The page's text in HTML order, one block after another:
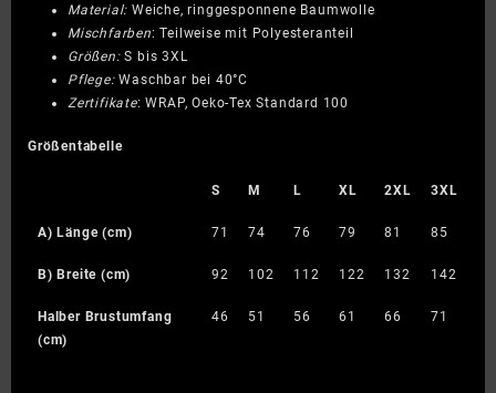
Material: Weiche, ringgesponnene Baumwolle
Mischfarben: Teilweise mit Polyesteranteil
Größen:S bis 3XL
Pflege:Waschbar bei 40°C
Zertifikate: WRAP, Oeko-Tex Standard 100
Größentabelle
S M L XL 2XL 3XL
A) Länge (cm) 71 74 76 79 81 85
B) Breite (cm) 92 102 112 122 132 142
Halber Brustumfang
(cm)
46 51 56 61 66 71